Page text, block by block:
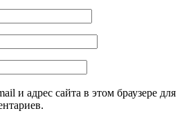
и адрес сайта в этом браузере для